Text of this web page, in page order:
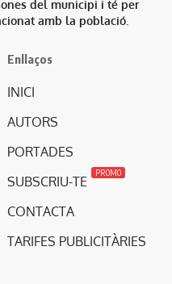
del municipi i té per
amb la població.
Enllaços
INICI
AUTORS
PORTADES
SUBSCRIU-TE
PROMO
CONTACTA
TARIFES PUBLICITÀRIES